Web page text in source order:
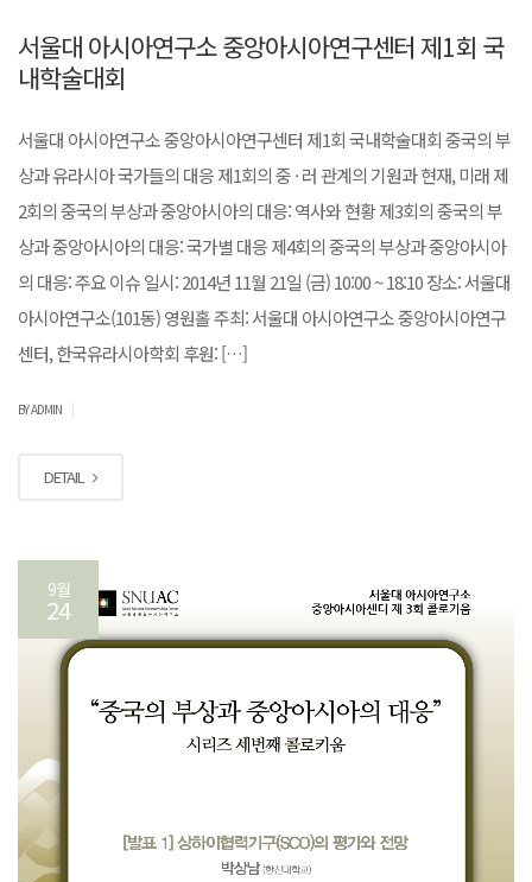
서울대 아시아연구소 중앙아시아연구센터 제1회 국
내학술대회
서울대 아시아연구소 중앙아시아연구센터 제1회 국내학술대회 중국의 부
상과 유라시아 국가들의 대응 제1회의 중 · 러 관계의 기원과 현재, 미래 제
2회의 중국의 부상과 중앙아시아의 대응: 역사와 현황 제3회의 중국의 부
상과 중앙아시아의 대응: 국가별 대응 제4회의 중국의 부상과 중앙아시아
의 대응: 주요 이슈 일시: 2014년 11월 21일 (금) 10:00 ~ 18:10 장소: 서울대
아시아연구소(101동) 영원홀 주최: 서울대 아시아연구소 중앙아시아연구
센터, 한국유라시아학회 후원: […]
BY ADMIN
DETAIL
9월
24